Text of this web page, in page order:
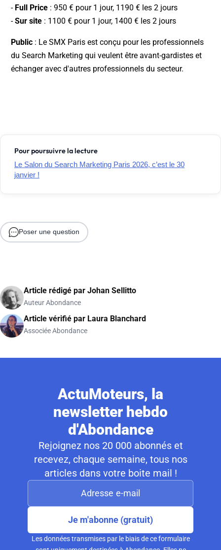
- Full Price : 950 € pour 1 jour, 1190 € les 2 jours
-Sur site : 1100 € pour 1 jour, 1400 € les 2 jours
Public : Le SMX Paris est conçu pour les professionnels
du Search Marketing qui veulent être avant-gardistes et
échanger avec d'autres professionnels du secteur.
Pour poursuivre la lecture
Le Salon du Search Marketing Paris 2026, c’est le 30
janvier !
Poser une question
Article rédigé par Johan Sellitto
Auteur Abondance
Article vérifié par Laura Blanchard
Associée Abondance
ActuMoteurs, la
newsletter hebdo
d'Abondance
Rejoignez nos 20 000 abonnés et
recevez, chaque semaine, tous nos
articles dans votre boite mail !
Je m'abonne (gratuit)
Les données transmises par le biais de ce formulaire